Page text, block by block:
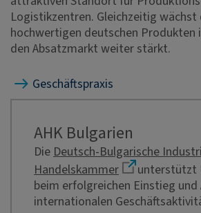
Logistikzentren. Gleichzeitig wächst
hochwertigen deutschen Produkten
den Absatzmarkt weiter stärkt.
Geschäftspraxis
AHK Bulgarien
Die Deutsch-Bulgarische
Handelskammer
unterstützt
beim erfolgreichen Einstieg und
internationalen